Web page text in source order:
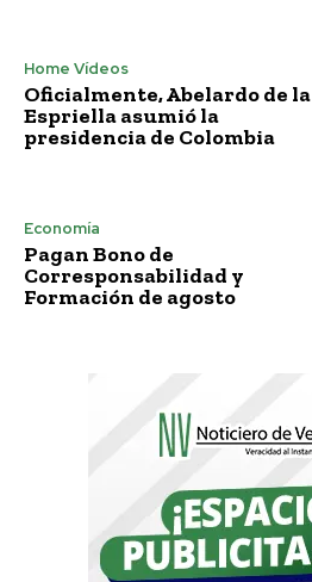
Home Vídeos
Oficialmente, Abelardo de la
Espriella asumió la
presidencia de Colombia
Economía
Pagan Bono de
Corresponsabilidad y
Formación de agosto